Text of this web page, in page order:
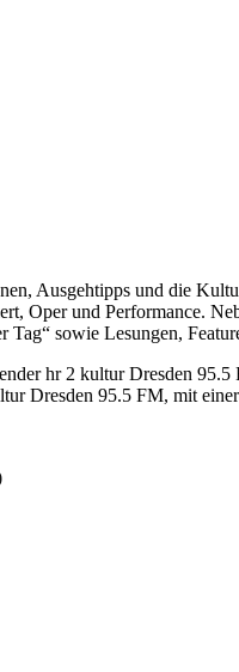
Ausgehtipps und die
Oper und Performance.
sowie Lesungen,
hr 2 kultur Dresden
Dresden 95.5 FM, mit